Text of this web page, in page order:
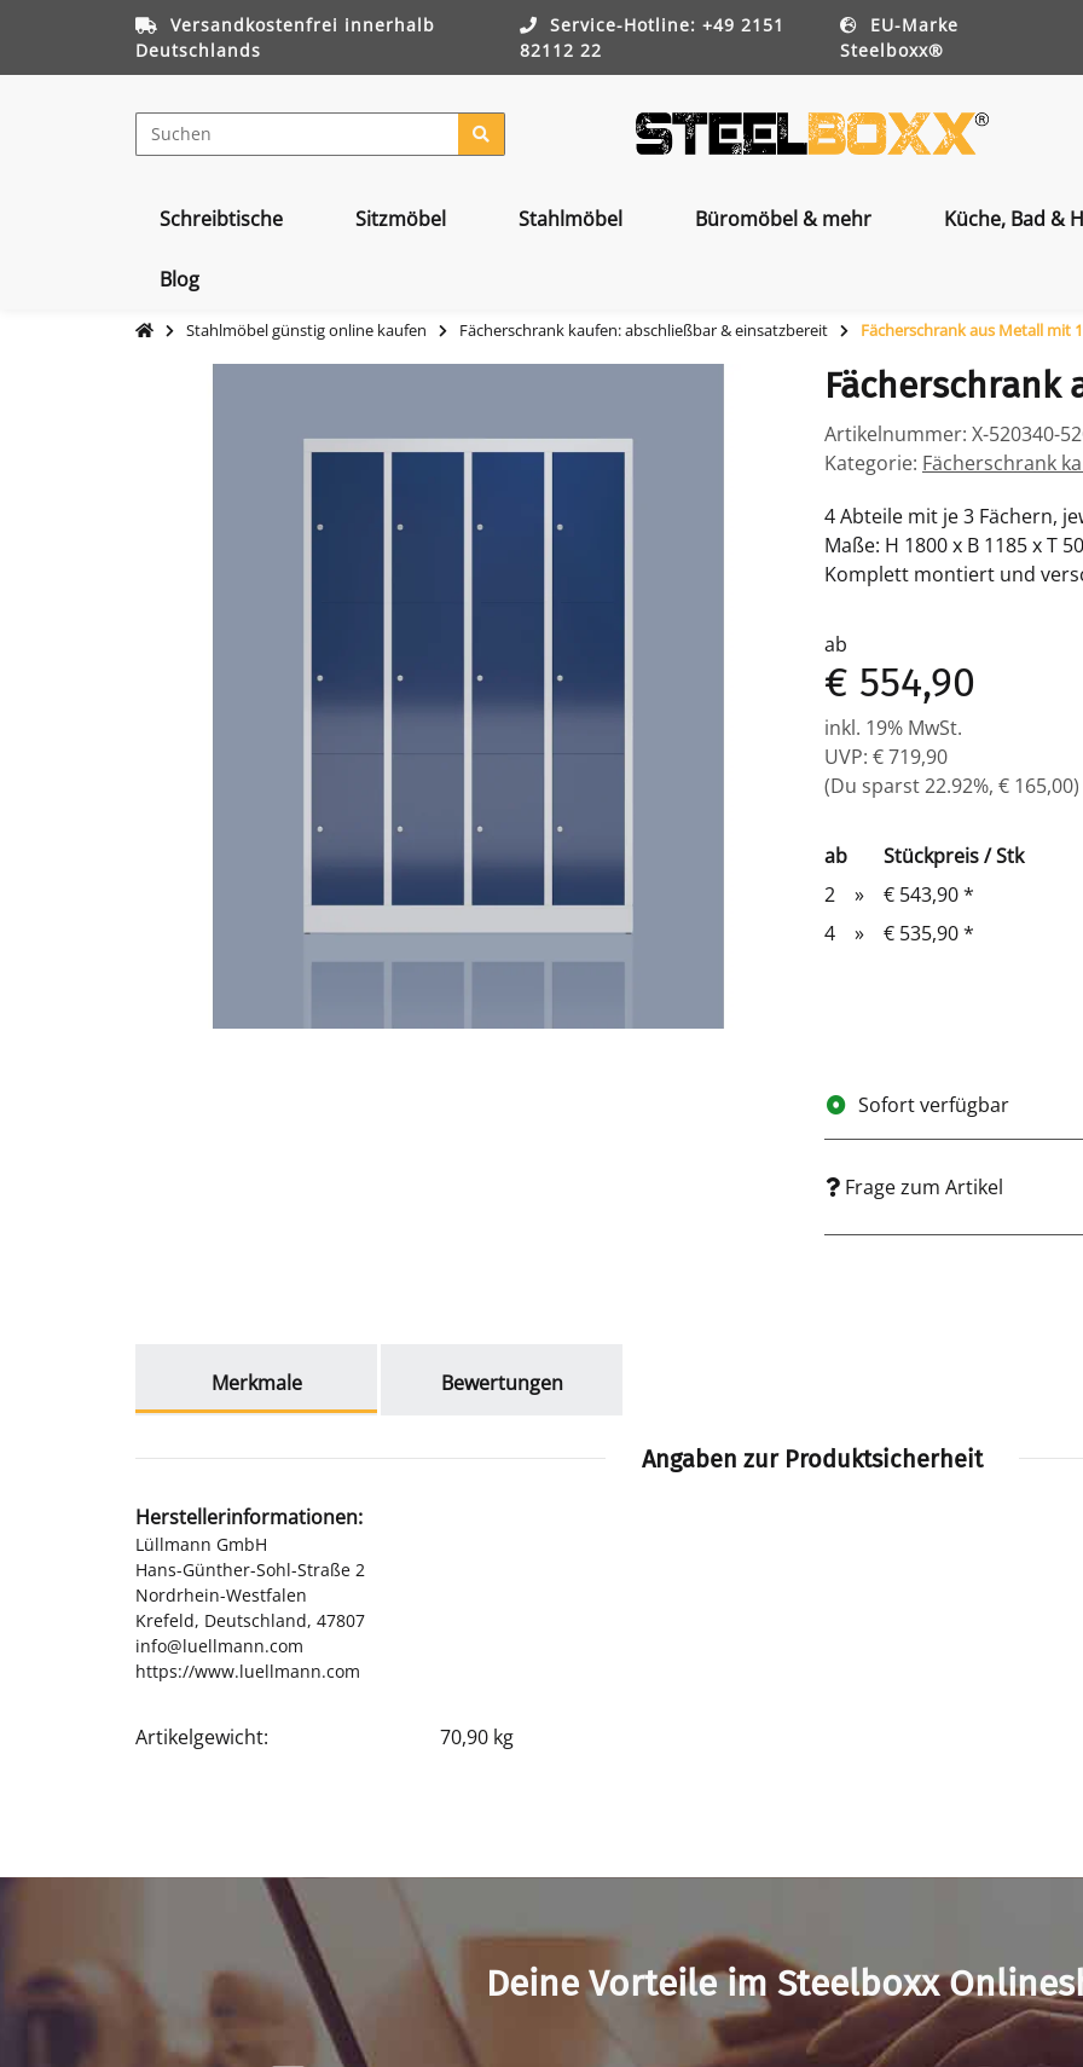
Versandkostenfrei innerhalb
Deutschlands
Service-Hotline: +49 2151
82112 22
EU-Marke
Steelboxx®
Schreibtische Sitzmöbel Stahlmöbel Büromöbel & mehr Küche, Bad &
Blog
Stahlmöbel günstig online kaufen Fächerschrank kaufen: abschließbar & einsatzbereit Fächerschrank aus Metall mit
Fächerschrank
Artikelnummer: X-520340-
Kategorie: Fächerschrank
4 Abteile mit je 3 Fächern,
Maße: H 1800 x B 1185 x T
Komplett montiert und
ab
€ 554,90
inkl. 19% MwSt.
UVP: € 719,90
(Du sparst22.92%, € 165,00)
ab
Stückpreis / Stk
2
» € 543,90*
4
» € 535,90*
Sofort verfügbar
Frage zum Artikel
Merkmale
Bewertungen
Angaben zur Produktsicherheit
Herstellerinformationen:
Lüllmann GmbH
Hans-Günther-Sohl-Straße 2
Nordrhein-Westfalen
Krefeld, Deutschland, 47807
info@luellmann.com
https://www.luellmann.com
Produkteigenschaft
Wert
Artikelgewicht: 70,90 kg
Deine Vorteile im Steelboxx